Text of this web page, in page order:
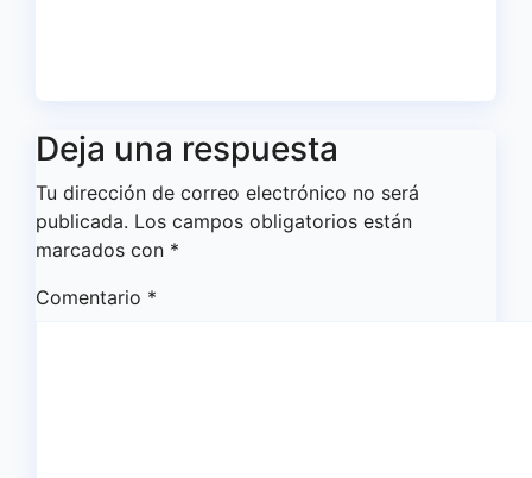
Deja una respuesta
Tu dirección de correo electrónico no será
publicada. Los campos obligatorios están
marcados con *
Comentario *